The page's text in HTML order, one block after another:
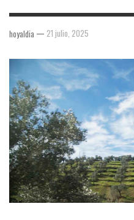
hoyaldia — 21 julio, 2025